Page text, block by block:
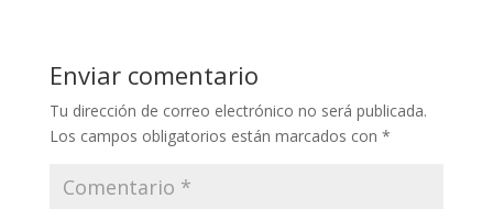
Enviar comentario
Tu dirección de correo electrónico no será publicada.
Los campos obligatorios están marcados con *